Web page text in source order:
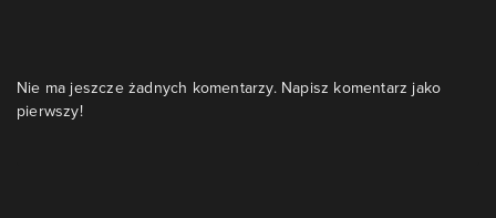
Nie ma jeszcze żadnych komentarzy. Napisz komentarz jako
pierwszy!